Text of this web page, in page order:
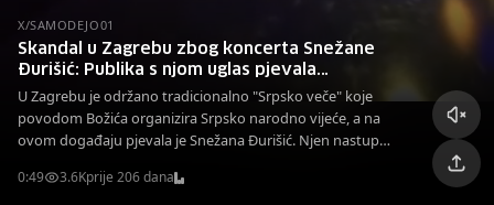
X/SAMODEJO01
Skandal u Zagrebu zbog koncerta Snežane
Đurišić: Publika s njom uglas pjevala
"Vidovdan"
U Zagrebu je održano tradicionalno "Srpsko veče" koje
povodom Božića organizira Srpsko narodno vijeće, a na
ovom događaju pjevala je Snežana Đurišić. Njen nastup
0:49 3.6Kprije 206 dana